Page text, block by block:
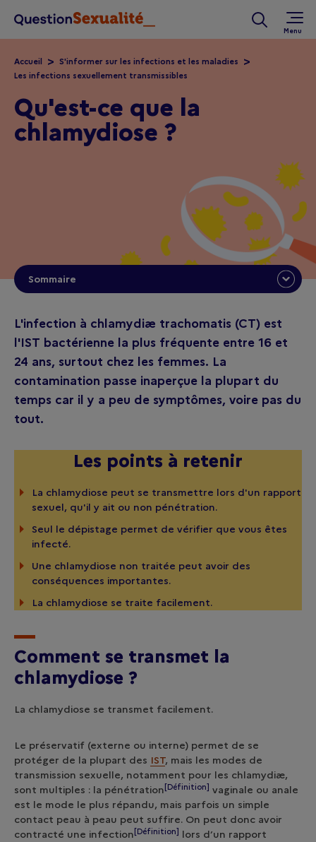
Accueil
S'informer sur les infections et les maladies
Les infections sexuellement transmissibles
Qu'est-ce que la
chlamydiose ?
Sommaire
L'infection à chlamydiæ trachomatis (CT) est
l'IST bactérienne la plus fréquente entre 16 et
24 ans, surtout chez les femmes. La
contamination passe inaperçue la plupart du
temps car il y a peu de symptômes, voire pas du
tout.
Les points à retenir
La chlamydiose peut se transmettre lors d'un rapport
sexuel, qu'il y ait ou non pénétration.
Seul le dépistage permet de vérifier que vous êtes
infecté.
Une chlamydiose non traitée peut avoir des
conséquences importantes.
La chlamydiose se traite facilement.
Comment se transmet la
chlamydiose ?
La chlamydiose se transmet facilement.
Le préservatif (externe ou interne) permet de se
protéger de la plupart des IST, mais les modes de
transmission sexuelle, notamment pour les chlamydiæ,
sont multiples : la pénétration [Définition] vaginale ou anale
est le mode le plus répandu, mais parfois un simple
contact peau à peau peut suffire. On peut donc avoir
contracté une infection [Définition] lors d’un rapport